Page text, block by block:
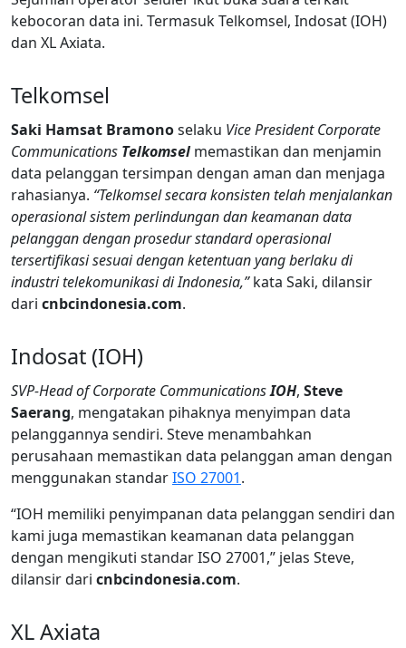
kebocoran data ini. Termasuk Telkomsel, Indosat (IOH)
dan XL Axiata.
Telkomsel
Saki Hamsat Bramonoselaku Vice President Corporate
Communications Telkomselmemastikan dan menjamin
data pelanggan tersimpan dengan aman dan menjaga
rahasianya. “Telkomsel secara konsisten telah menjalankan
operasional sistem perlindungan dan keamanan data
pelanggan dengan prosedur standard operasional
tersertifikasi sesuai dengan ketentuan yang berlaku di
industri telekomunikasi di Indonesia,”kata Saki, dilansir
dari cnbcindonesia.com.
Indosat (IOH)
SVP-Head of Corporate CommunicationsIOH, Steve
Saerang, mengatakan pihaknya menyimpan data
pelanggannya sendiri. Steve menambahkan
perusahaan memastikan data pelanggan aman dengan
menggunakan standarISO 27001.
“IOH memiliki penyimpanan data pelanggan sendiri dan
kami juga memastikan keamanan data pelanggan
dengan mengikuti standar ISO 27001,” jelas Steve,
dilansir dari cnbcindonesia.com.
XL Axiata